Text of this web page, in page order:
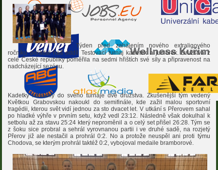
Týden před zahájením nového extraligového
ročníku pořádal náš oddíl Testovací turnaj kadetek a juniorek. Družstva z
celé České republiky poměřila na sedmi hřištích své síly a připravenost na
nadcházející sezónu.
Kadetky nasadily do svého turnaje dvě družstva. Zkušenější tým vedený
Květkou Grabovskou nakoukl do semifinále, kde zažil malou sportovní
tragédii, kterou svět vidí jednou za sto dvacet let. V utkání s Přerovem sahal
po hladké výhře v prvním setu, když vedl 23:12. Následně však dokulhal k
setbolu až za stavu 25:24 který neproměnil a o celý set přišel 26:28. Tým se
z šoku sice probral a sehrál vyrovnanou partii i ve druhé sadě, na rozjetý
Přerov již ale nestačil a prohrál 0:2. No a protože neuspěl ani proti týmu
Chodova, se kterým prohrál taktéž 0:2, vybojoval medaile bramborové.